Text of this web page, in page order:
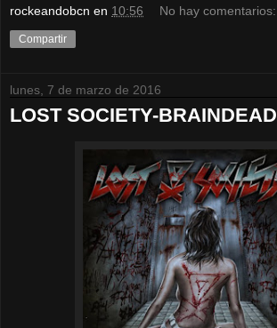
rockeandobcn en 10:56 No hay comentarios:
Compartir
lunes, 7 de marzo de 2016
LOST SOCIETY-BRAINDEAD